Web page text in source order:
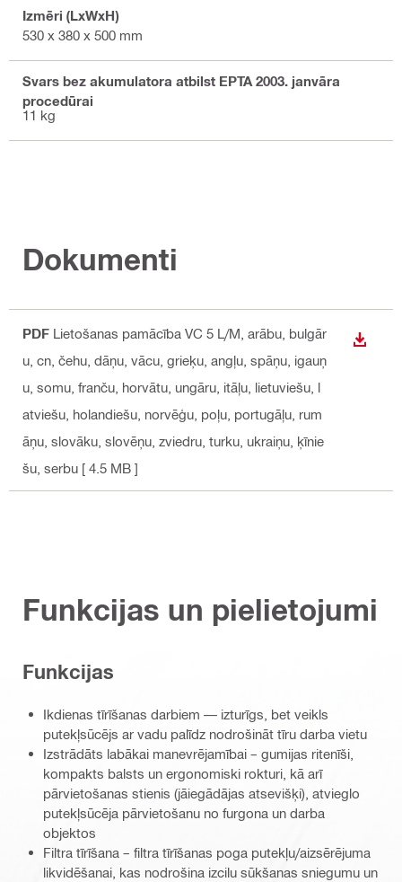
Izmēri (LxWxH)
530 x 380 x 500 mm
Svars bez akumulatora atbilst EPTA 2003. janvāra
procedūrai
11 kg
Dokumenti
PDF Lietošanas pamācība VC 5 L/M , arābu, bulgār
u, cn, čehu, dāņu, vācu, grieķu, angļu, spāņu, igauņ
u, somu, franču, horvātu, ungāru, itāļu, lietuviešu, l
atviešu, holandiešu, norvēģu, poļu, portugāļu, rum
āņu, slovāku, slovēņu, zviedru, turku, ukraiņu, ķīnie
šu, serbu [ 4.5 MB ]
Funkcijas un pielietojumi
Funkcijas
Ikdienas tīrīšanas darbiem — izturīgs, bet veikls
putekļsūcējs ar vadu palīdz nodrošināt tīru darba vietu
Izstrādāts labākai manevrējamībai – gumijas ritenīši,
kompakts balsts un ergonomiski rokturi, kā arī
pārvietošanas stienis (jāiegādājas atsevišķi), atvieglo
putekļsūcēja pārvietošanu no furgona un darba
objektos
Filtra tīrīšana – filtra tīrīšanas poga putekļu/aizsērējuma
likvidēšanai, kas nodrošina izcilu sūkšanas sniegumu un